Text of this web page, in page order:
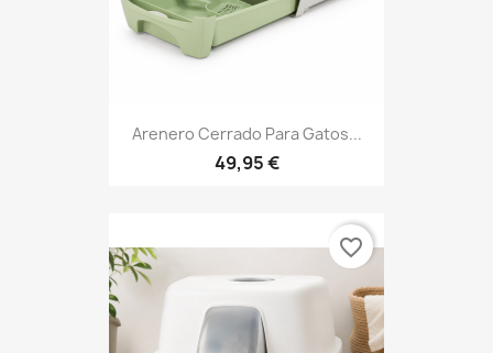
Arenero Cerrado Para Gatos...
49,95 €
favorite_border